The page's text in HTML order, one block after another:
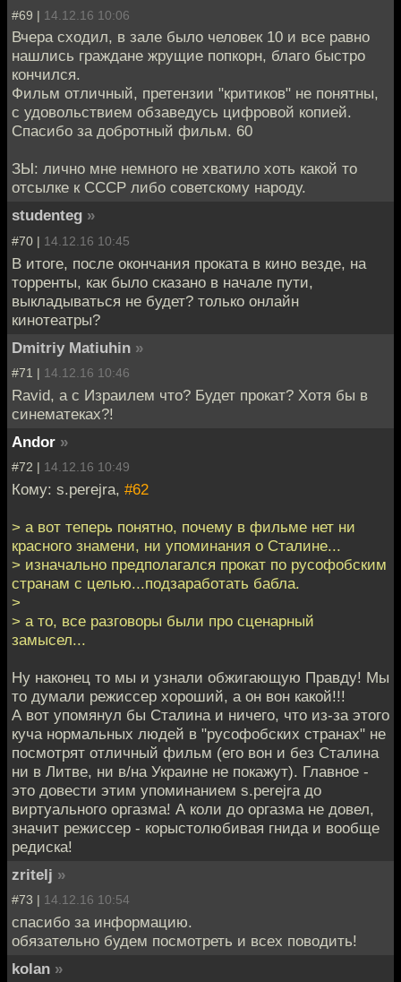
#69 | 14.12.16 10:06
Вчера сходил, в зале было человек 10 и все равно
нашлись граждане жрущие попкорн, благо быстро
кончился.
Фильм отличный, претензии "критиков" не понятны,
с удовольствием обзаведусь цифровой копией.
Спасибо за добротный фильм. 60
ЗЫ: лично мне немного не хватило хоть какой то
отсылке к СССР либо советскому народу.
studenteg »
#70 | 14.12.16 10:45
В итоге, после окончания проката в кино везде, на
торренты, как было сказано в начале пути,
выкладываться не будет? только онлайн
кинотеатры?
Dmitriy Matiuhin »
#71 | 14.12.16 10:46
Ravid, а с Израилем что? Будет прокат? Хотя бы в
синематеках?!
Andor »
#72 | 14.12.16 10:49
Кому: s.perejra, #62
> а вот теперь понятно, почему в фильме нет ни
красного знамени, ни упоминания о Сталине...
> изначально предполагался прокат по русофобским
странам с целью...подзаработать бабла.
>
> а то, все разговоры были про сценарный
замысел...
Ну наконец то мы и узнали обжигающую Правду! Мы
то думали режиссер хороший, а он вон какой!!!
А вот упомянул бы Сталина и ничего, что из-за этого
куча нормальных людей в "русофобских странах" не
посмотрят отличный фильм (его вон и без Сталина
ни в Литве, ни в/на Украине не покажут). Главное -
это довести этим упоминанием s.perejra до
виртуального оргазма! А коли до оргазма не довел,
значит режиссер - корыстолюбивая гнида и вообще
редиска!
zritelj »
#73 | 14.12.16 10:54
спасибо за информацию.
обязательно будем посмотреть и всех поводить!
kolan »